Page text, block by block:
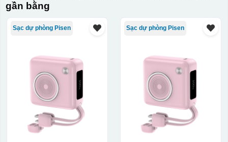
gần bằng
Sạc dự phòng Pisen Sạc dự phòng Pisen